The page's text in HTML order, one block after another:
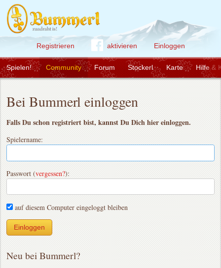
Registrieren aktivieren Einloggen
Community Forum Stockerl Karte Hilfe &
Spielen!
Bei Bummerl einloggen
Falls Du schon registriert bist, kannst Du Dich hier einloggen.
Spielername:
Passwort (vergessen?):
auf diesem Computer eingeloggt bleiben
Einloggen
Neu bei Bummerl?